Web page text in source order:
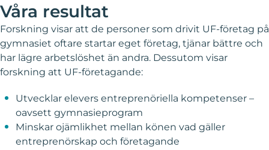
Våra resultat
Forskning visar att de personer som drivit UF-företag på
gymnasiet oftare startar eget företag, tjänar bättre och
har lägre arbetslöshet än andra. Dessutom visar
forskning att UF-företagande:
Utvecklar elevers entreprenöriella kompetenser –
oavsett gymnasieprogram
Minskar ojämlikhet mellan könen vad gäller
entreprenörskap och företagande